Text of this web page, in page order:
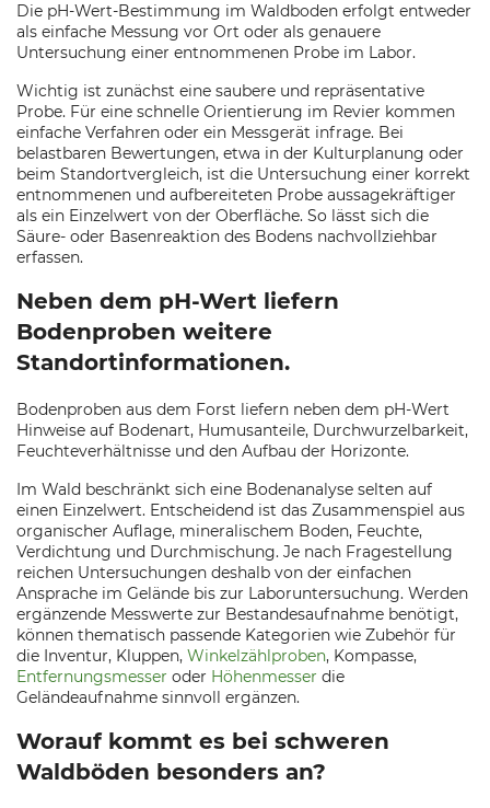
Die pH-Wert-Bestimmung im Waldboden erfolgt entweder
als einfache Messung vor Ort oder als genauere
Untersuchung einer entnommenen Probe im Labor.
Wichtig ist zunächst eine saubere und repräsentative
Probe. Für eine schnelle Orientierung im Revier kommen
einfache Verfahren oder ein Messgerät infrage. Bei
belastbaren Bewertungen, etwa in der Kulturplanung oder
beim Standortvergleich, ist die Untersuchung einer korrekt
entnommenen und aufbereiteten Probe aussagekräftiger
als ein Einzelwert von der Oberfläche. So lässt sich die
Säure- oder Basenreaktion des Bodens nachvollziehbar
erfassen.
Neben dem pH-Wert liefern
Bodenproben weitere
Standortinformationen.
Bodenproben aus dem Forst liefern neben dem pH-Wert
Hinweise auf Bodenart, Humusanteile, Durchwurzelbarkeit,
Feuchteverhältnisse und den Aufbau der Horizonte.
Im Wald beschränkt sich eine Bodenanalyse selten auf
einen Einzelwert. Entscheidend ist das Zusammenspiel aus
organischer Auflage, mineralischem Boden, Feuchte,
Verdichtung und Durchmischung. Je nach Fragestellung
reichen Untersuchungen deshalb von der einfachen
Ansprache im Gelände bis zur Laboruntersuchung. Werden
ergänzende Messwerte zur Bestandesaufnahme benötigt,
können thematisch passende Kategorien wie Zubehör für
die Inventur, Kluppen, Winkelzählproben, Kompasse,
Entfernungsmesser oder Höhenmesser die
Geländeaufnahme sinnvoll ergänzen.
Worauf kommt es bei schweren
Waldböden besonders an?